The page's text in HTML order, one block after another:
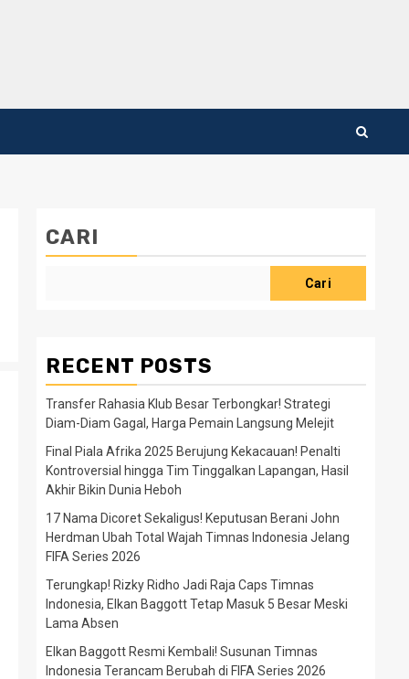
CARI
Cari
RECENT POSTS
Transfer Rahasia Klub Besar Terbongkar! Strategi
Diam-Diam Gagal, Harga Pemain Langsung Melejit
Final Piala Afrika 2025 Berujung Kekacauan! Penalti
Kontroversial hingga Tim Tinggalkan Lapangan, Hasil
Akhir Bikin Dunia Heboh
17 Nama Dicoret Sekaligus! Keputusan Berani John
Herdman Ubah Total Wajah Timnas Indonesia Jelang
FIFA Series 2026
Terungkap! Rizky Ridho Jadi Raja Caps Timnas
Indonesia, Elkan Baggott Tetap Masuk 5 Besar Meski
Lama Absen
Elkan Baggott Resmi Kembali! Susunan Timnas
Indonesia Terancam Berubah di FIFA Series 2026